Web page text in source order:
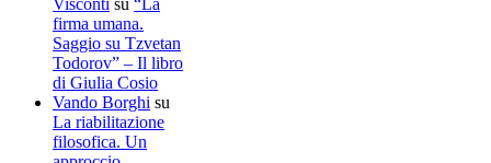
firma umana.
Saggio su Tzvetan
Todorov” – Il libro
di Giulia Cosio
Vando Borghi su
La riabilitazione
filosofica. Un